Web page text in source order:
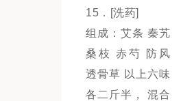
15．[洗药]
组成：艾条 秦艽
桑枝 赤芍 防风
透骨草 以上六味
各二斤半， 混合